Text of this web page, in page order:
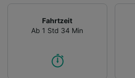
Fahrtzeit
Ab 1 Std 34 Min